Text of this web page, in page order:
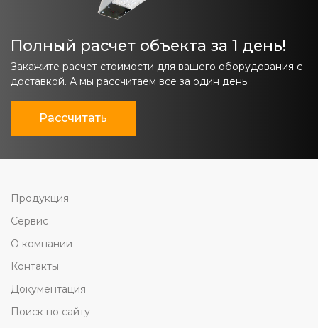
Полный расчет объекта за 1 день!
Закажите расчет стоимости для вашего оборудования с
доставкой. А мы рассчитаем все за один день.
Рассчитать
Продукция
Сервис
О компании
Контакты
Документация
Поиск по сайту